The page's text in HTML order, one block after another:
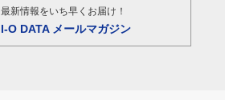
最新情報をいち早くお届け！
I-O DATA メールマガジン